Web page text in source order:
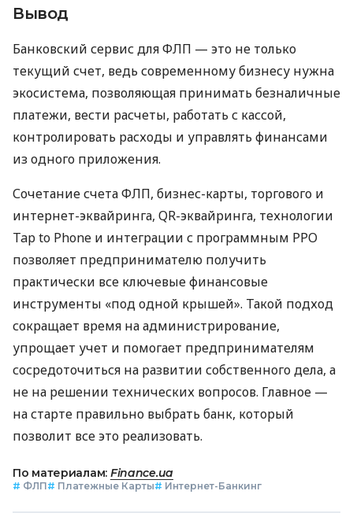
Вывод
Банковский сервис для ФЛП — это не только
текущий счет, ведь современному бизнесу нужна
экосистема, позволяющая принимать безналичные
платежи, вести расчеты, работать с кассой,
контролировать расходы и управлять финансами
из одного приложения.
Сочетание счета ФЛП, бизнес-карты, торгового и
интернет-эквайринга, QR-эквайринга, технологии
Tap to Phone и интеграции с программным РРО
позволяет предпринимателю получить
практически все ключевые финансовые
инструменты «под одной крышей». Такой подход
сокращает время на администрирование,
упрощает учет и помогает предпринимателям
сосредоточиться на развитии собственного дела, а
не на решении технических вопросов. Главное —
на старте правильно выбрать банк, который
позволит все это реализовать.
По материалам: Finance.ua
# ФЛП# Платежные Карты# Интернет-Банкинг